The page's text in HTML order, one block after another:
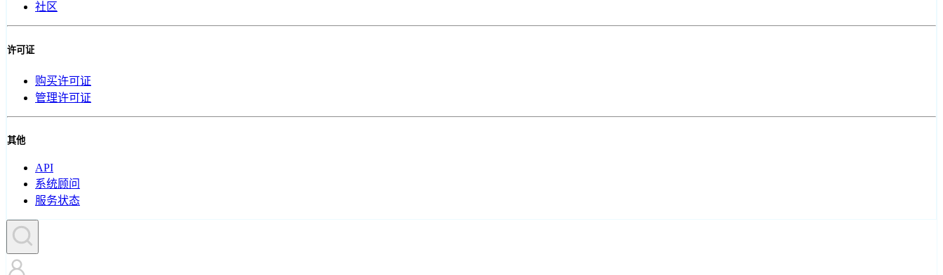
社区
许可证
购买许可证
管理许可证
其他
API
系统顾问
服务状态